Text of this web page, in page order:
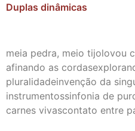
Duplas dinâmicas
meia pedra, meio tijolovou
afinando as
pluralidadeinvenção da
instrumentossinfonia de
carnes vivascontato entre